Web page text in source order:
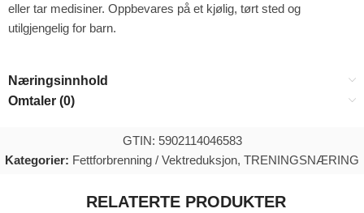
eller tar medisiner. Oppbevares på et kjølig, tørt sted og
utilgjengelig for barn.
Næringsinnhold
Omtaler (0)
GTIN: 5902114046583
Kategorier: Fettforbrenning / Vektreduksjon, TRENINGSNÆRING
RELATERTE PRODUKTER